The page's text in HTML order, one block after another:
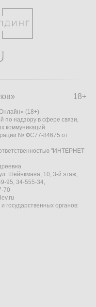
18+
(18+)
по надзору в сфере связи,
коммуникаций
№ ФС77-84675 от
"ИНТЕРНЕТ
Шейнкмана, 10, 3-й этаж,
95, 34-555-34,
70
государственных органов: